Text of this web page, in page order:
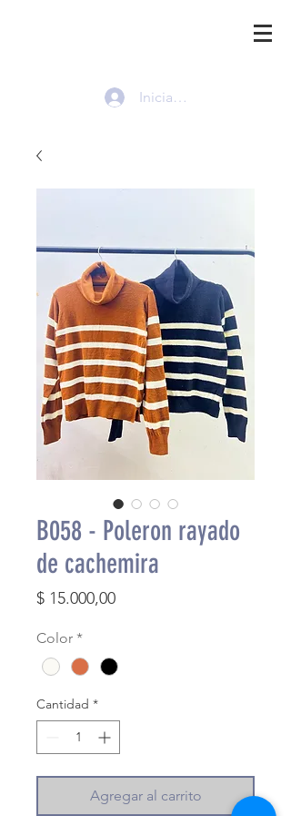
Iniciar sesión
B058 - Poleron rayado
de cachemira
$ 15.000,00Precio
Color *
Cantidad *
Agregar al carrito